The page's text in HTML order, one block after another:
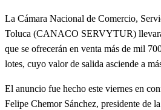
La Cámara Nacional de Comercio,
Toluca (CANACO SERVYTUR) llevará
que se ofrecerán en venta más de mil
lotes, cuyo valor de salida asciende a
El anuncio fue hecho este viernes en
Felipe Chemor Sánchez, presidente